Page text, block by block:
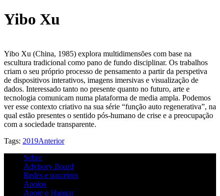
Yibo Xu
Yibo Xu (China, 1985) explora multidimensões com base na
escultura tradicional como pano de fundo disciplinar. Os trabalhos
criam o seu próprio processo de pensamento a partir da perspetiva
de dispositivos interativos, imagens imersivas e visualização de
dados. Interessado tanto no presente quanto no futuro, arte e
tecnologia comunicam numa plataforma de media ampla. Podemos
ver esse contexto criativo na sua série “função auto regenerativa”, na
qual estão presentes o sentido pós-humano de crise e a preocupação
com a sociedade transparente.
Tags: 2019Anterior
Sobre
Advisory Board
Redes e parceiros
Apoios
Apoie o Hangar